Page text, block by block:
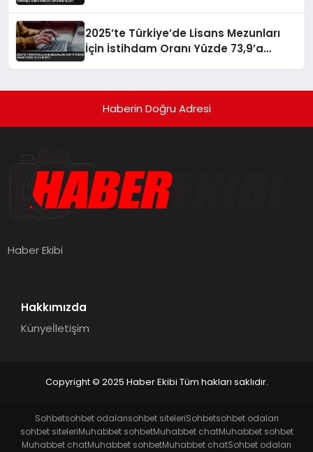
2025’te Türkiye’de Lisans Mezunları
İçin İstihdam Oranı Yüzde 73,9’a
Haberin Doğru Adresi
Haber Ekibi
Hakkımızda
Künyeİletişim
Copyright © 2025 Haber Ekibi Tüm hakları saklıdır.
Sohbetsohbet odalarısohbet siteleriSohbetsohbet odaları
sohbet siteleriMuhabbet sohbetMuhabbet chatMuhabbet sohbet
Muhabbet chatMuhabbet sohbetMuhabbet chatSohbet odaları